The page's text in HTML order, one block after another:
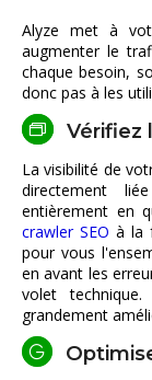
Alyze met à
augmenter le
chaque besoin,
donc pas à les
Vérifiez
La visibilité de
directement
entièrement en
crawler SEO à la
pour vous
en avant les
volet
grandement